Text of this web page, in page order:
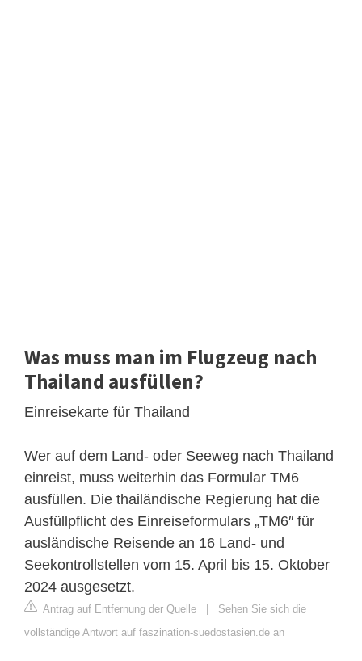
Was muss man im Flugzeug nach
Thailand ausfüllen?
Einreisekarte für Thailand
Wer auf dem Land- oder Seeweg nach Thailand
einreist, muss weiterhin das Formular TM6
ausfüllen. Die thailändische Regierung hat die
Ausfüllpflicht des Einreiseformulars „TM6″ für
ausländische Reisende an 16 Land- und
Seekontrollstellen vom 15. April bis 15. Oktober
2024 ausgesetzt.
Antrag auf Entfernung der Quelle | Sehen Sie sich die
vollständige Antwort auf faszination-suedostasien.de an